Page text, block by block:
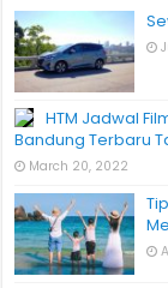
HTM Jadwal
Bandung Terbaru
March 20, 2022